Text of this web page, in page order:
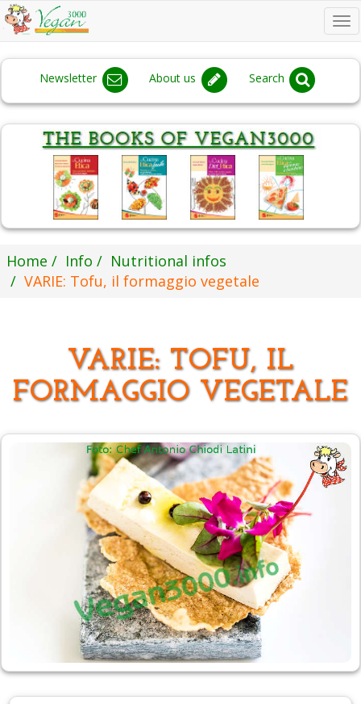
Newsletter About us Search
Home Info
Nutritional infos
VARIE: Tofu, il formaggio vegetale
VARIE: TOFU, IL
FORMAGGIO VEGETALE